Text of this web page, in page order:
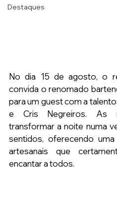
Destaques
No dia 15 de agosto, o
convida o renomado
para um guest com a
e Cris Negreiros. As
transformar a noite numa
sentidos, oferecendo
artesanais que
encantar a todos.